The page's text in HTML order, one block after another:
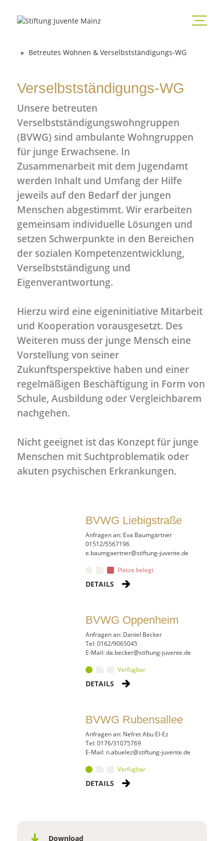
Betreutes Wohnen & Verselbstständigungs-WG
Verselbstständigungs-WG
Unsere betreuten
Verselbstständigungswohngruppen
(BVWG) sind ambulante Wohngruppen
für junge Erwachsene. In
Zusammenarbeit mit dem Jugendamt
werden Inhalt und Umfang der Hilfe
jeweils auf den Bedarf der jungen
Menschen abgestimmt. Wir erarbeiten
gemeinsam individuelle Lösungen und
setzen Schwerpunkte in den Bereichen
der sozialen Kompetenzentwicklung,
Verselbstständigung und
Eigenverantwortung.
Hierzu wird eine eigeninitiative Mitarbeit
und Kooperation vorausgesetzt. Des
Weiteren muss der junge Mensch eine
Vorstellung von seiner
Zukunftsperspektive haben und einer
regelmäßigen Beschäftigung in Form von
Schule, Ausbildung oder Vergleichbarem
nachgehen.
Nicht geeignet ist das Konzept für junge
Menschen mit Suchtproblematik oder
akuten psychischen Erkrankungen.
BVWG Liebigstraße
Anfragen an: Eva Baumgärtner
01512/5567196
e.baumgaertner _at_
stiftung-juvente.de
Plätze belegt
DETAILS
BVWG Oppenheim
Anfragen an: Daniel Becker
Tel: 0162/9065045
E-Mail: da.becker _at_
stiftung-juvente.de
Verfügbar
DETAILS
BVWG Rubensallee
Anfragen an: Nefret Abu El-Ez
Tel: 0176/31075769
E-Mail: n.abuelez
_at_
stiftung-juvente.de
Verfügbar
DETAILS
Download